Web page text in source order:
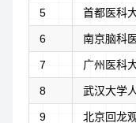
5 首都医科
6 南京脑科
7 广州医科
8 武汉大学
9 北京回龙